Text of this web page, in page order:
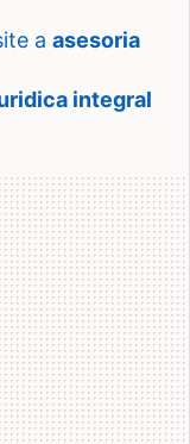
a asesoria
integral